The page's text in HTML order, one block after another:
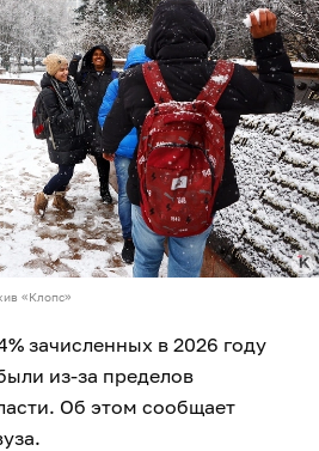
«Клопс»
зачисленных в 2026 году
из-за пределов
Об этом сообщает